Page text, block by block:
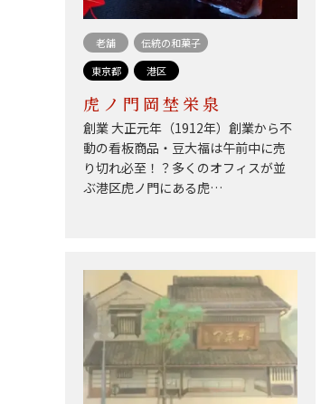
老舗
伝統の和菓子
東京都
港区
虎ノ門岡埜栄泉
創業 大正元年（1912年）創業から不
動の看板商品・豆大福は午前中に売
り切れ必至！？多くのオフィスが並
ぶ港区虎ノ門にある虎…